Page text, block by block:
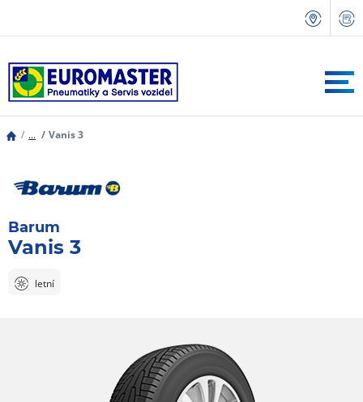
... Vanis 3
Barum
Vanis 3
letní